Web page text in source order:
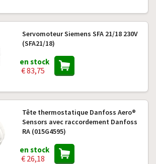
Servomoteur Siemens SFA 21/18 230V
(SFA21/18)
en stock
€ 83,75
Tête thermostatique Danfoss Aero®
Sensors avec raccordement Danfoss
RA (015G4595)
en stock
€ 26,18